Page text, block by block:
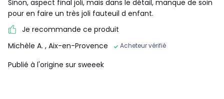
Sinon, aspect final joli, mais dans le détail, manque de soin
pour en faire un très joli fauteuil d enfant.
Je recommande ce produit
Michèle A. , Aix-en-Provence Acheteur vérifié
Publié à l'origine sur sweeek